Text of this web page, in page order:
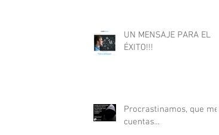
UN MENSAJE PARA EL
ÉXITO!!!
Procrastinamos, que me
cuentas...